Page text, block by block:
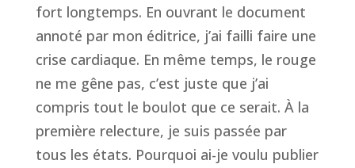
fort longtemps. En ouvrant le document
annoté par mon éditrice, j’ai failli faire une
crise cardiaque. En même temps, le rouge
ne me gêne pas, c’est juste que j’ai
compris tout le boulot que ce serait. À la
première relecture, je suis passée par
tous les états. Pourquoi ai-je voulu publier